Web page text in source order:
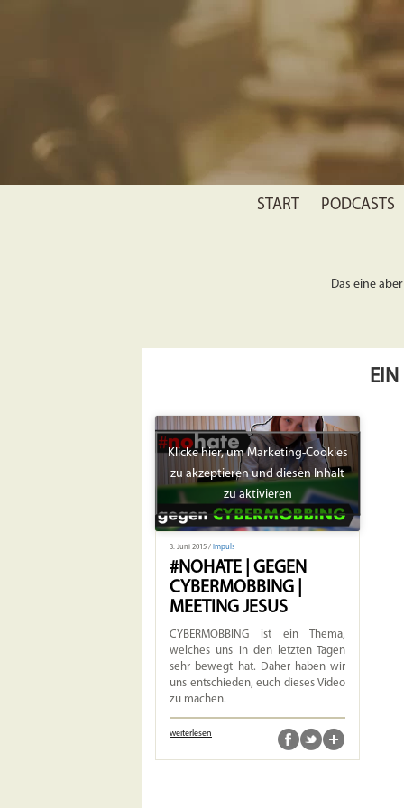
START PODCASTS
Das eine
EIN
Klicke hier, um Marketing-Cookies
zu akzeptieren und diesen Inhalt
zu aktivieren
3. Juni 2015 / Impuls
#NOHATE | GEGEN
CYBERMOBBING |
MEETING JESUS
CYBERMOBBING ist ein Thema,
welches uns in den letzten Tagen
sehr bewegt hat. Daher haben wir
uns entschieden, euch dieses Video
zu machen.
weiterlesen